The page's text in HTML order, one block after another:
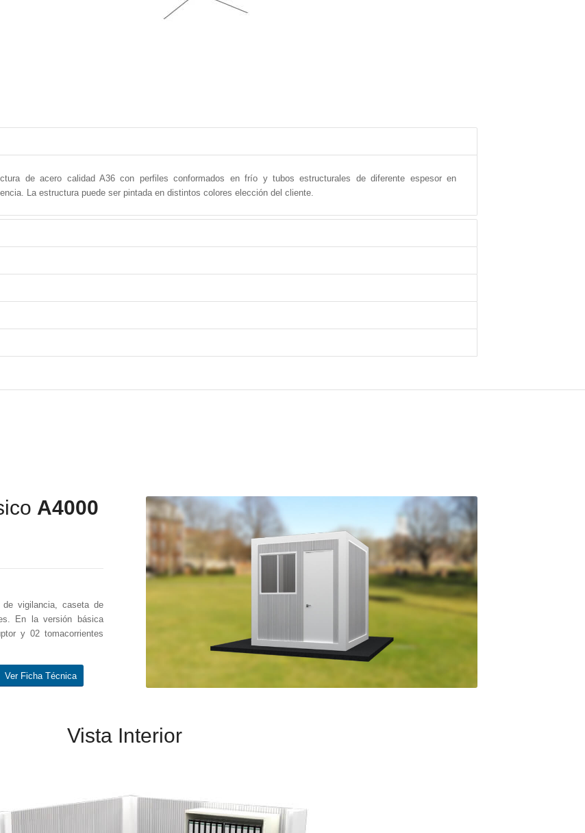
de acero calidad A36 con perfiles conformados en frío y tubos estructurales de diferente espesor en
La estructura puede ser pintada en distintos colores elección del cliente.
A4000
vigilancia, caseta de
En la versión básica
y 02 tomacorrientes
Ver Ficha Técnica
Vista Interior